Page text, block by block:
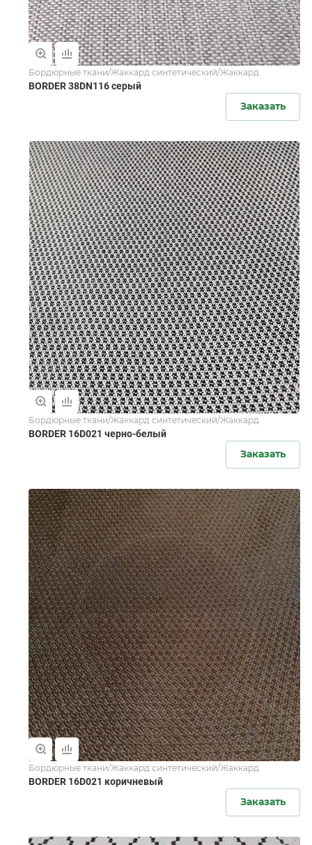
Бордюрные ткани/Жаккард синтетический/Жаккард
BORDER 38DN116 серый
Заказать
Бордюрные ткани/Жаккард синтетический/Жаккард
BORDER 16D021 черно-белый
Заказать
Бордюрные ткани/Жаккард синтетический/Жаккард
BORDER 16D021 коричневый
Заказать